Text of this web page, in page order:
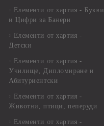
Елементи от хартия - Букви
и Цифри за Банери
Елементи от хартия -
Детски
Елементи от хартия -
Училище, Дипломиране и
Абитуриентски
Елементи от хартия -
Животни, птици, пеперуди
Елементи от хартия -